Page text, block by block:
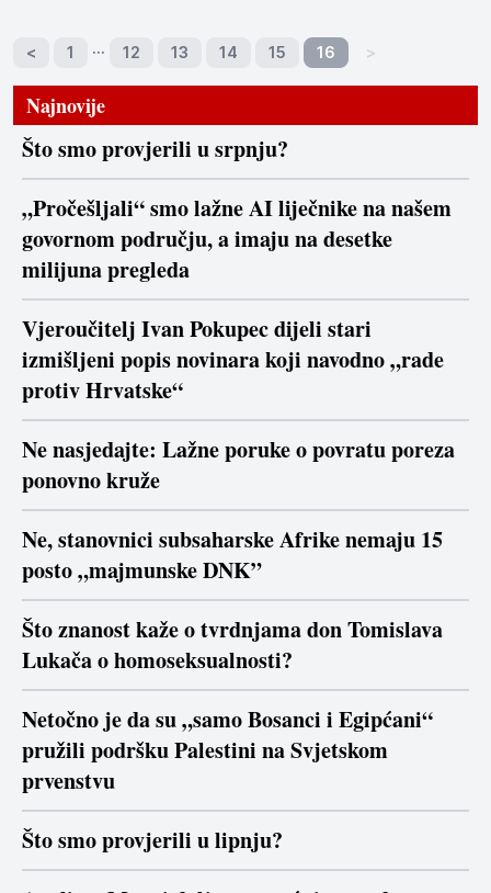
< 1 … 12 13 14 15 16 >
Najnovije
Što smo provjerili u srpnju?
„Pročešljali“ smo lažne AI liječnike na našem
govornom području, a imaju na desetke
milijuna pregleda
Vjeroučitelj Ivan Pokupec dijeli stari
izmišljeni popis novinara koji navodno „rade
protiv Hrvatske“
Ne nasjedajte: Lažne poruke o povratu poreza
ponovno kruže
Ne, stanovnici subsaharske Afrike nemaju 15
posto „majmunske DNK”
Što znanost kaže o tvrdnjama don Tomislava
Lukača o homoseksualnosti?
Netočno je da su „samo Bosanci i Egipćani“
pružili podršku Palestini na Svjetskom
prvenstvu
Što smo provjerili u lipnju?